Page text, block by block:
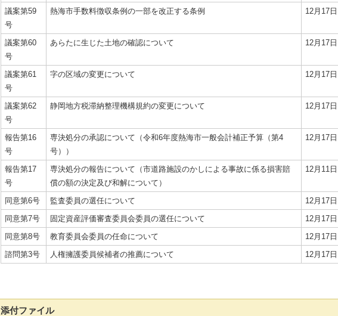
議案第59
号
熱海市手数料徴収条例の一部を改正する条例 12月17日
議案第60
号
あらたに生じた土地の確認について 12月17日
議案第61
号
字の区域の変更について 12月17日
議案第62
号
静岡地方税滞納整理機構規約の変更について 12月17日
報告第16
号
専決処分の承認について（令和6年度熱海市一般会計補正予算（第4
号））
12月17日
報告第17
号
専決処分の報告について（市道路施設のかしによる事故に係る損害賠
償の額の決定及び和解について）
12月11日
同意第6号 監査委員の選任について 12月17日
同意第7号
固定資産評価審査委員会委員の選任について 12月17日
同意第8号
教育委員会委員の任命について 12月17日
諮問第3号
人権擁護委員候補者の推薦について 12月17日
添付ファイル